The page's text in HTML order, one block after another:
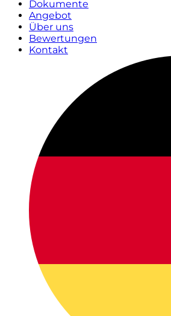
Dokumente
Angebot
Über uns
Bewertungen
Kontakt